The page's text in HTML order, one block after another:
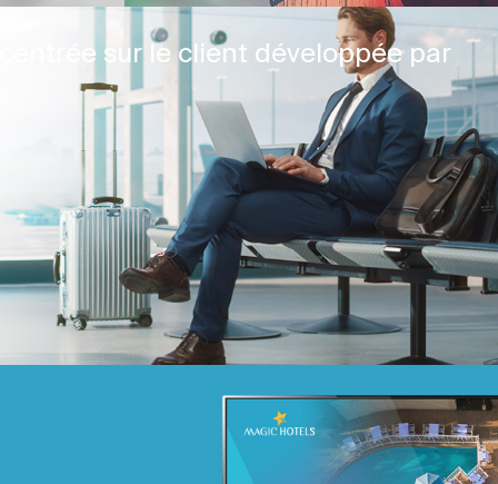
sur le client développée par